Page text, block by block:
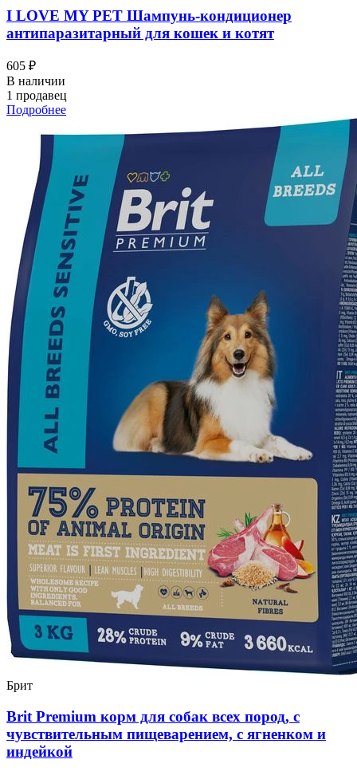
I LOVЕ MY PET Шампунь-кондиционер
антипаразитарный для кошек и котят
605 ₽
В наличии
1 продавец
Подробнее
Брит
Brit Premium корм для собак всех пород, с
чувствительным пищеварением, с ягненком и
индейкой